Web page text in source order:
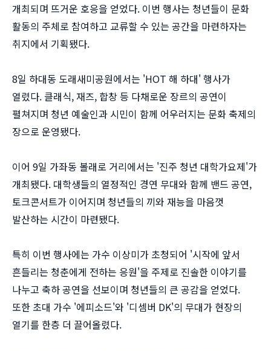
개최되며 뜨거운 호응을 얻었다. 이번 행사는 청년들이 문화
활동의 주체로 참여하고 교류할 수 있는 공간을 마련하자는
취지에서 기획됐다.
8일 하대동 도래새미공원에서는 'HOT 해 하대' 행사가
열렸다. 클래식, 재즈, 합창 등 다채로운 장르의 공연이
펼쳐지며 청년 예술인과 시민이 함께 어우러지는 문화 축제의
장으로 운영됐다.
이어 9일 가좌동 볼래로 거리에서는 '진주 청년 대학가요제'가
개최됐다. 대학생들의 열정적인 경연 무대와 함께 밴드 공연,
토크콘서트가 이어지며 청년들의 끼와 재능을 마음껏
발산하는 시간이 마련됐다.
특히 이번 행사에는 가수 이상미가 초청되어 '시작에 앞서
흔들리는 청춘에게 전하는 응원'을 주제로 진솔한 이야기를
나누고 축하 공연을 선보이며 청년들의 큰 공감을 얻었다.
또한 초대 가수 '에피소드'와 '디셈버 DK'의 무대가 현장의
열기를 한층 더 끌어올렸다.